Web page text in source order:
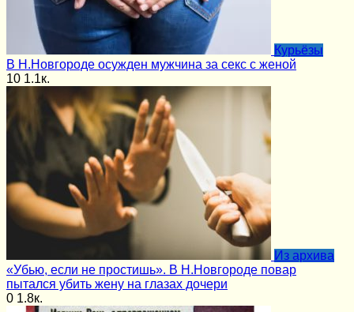
Курьёзы
В Н.Новгороде осужден мужчина за секс с женой
10 1.1к.
Из архива
«Убью, если не простишь». В Н.Новгороде повар
пытался убить жену на глазах дочери
0 1.8к.